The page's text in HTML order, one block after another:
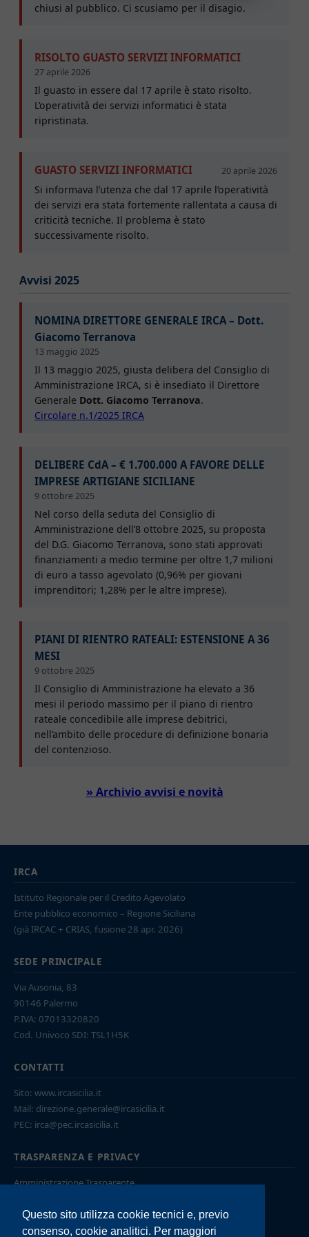
Questo sito utilizza cookie tecnici e, previo
consenso, cookie analitici. Per maggiori
chiusi al pubblico. Ci scusiamo per il disagio.
RISOLTO GUASTO SERVIZI INFORMATICI
27 aprile 2026
Il guasto in essere dal 17 aprile è stato risolto.
L’operatività dei servizi informatici è stata
ripristinata.
GUASTO SERVIZI INFORMATICI 20 aprile 2026
Si informava l’utenza che dal 17 aprile l’operatività
dei servizi era stata fortemente rallentata a causa di
criticità tecniche. Il problema è stato
successivamente risolto.
Avvisi 2025
NOMINA DIRETTORE GENERALE IRCA – Dott.
Giacomo Terranova
13 maggio 2025
Il 13 maggio 2025, giusta delibera del Consiglio di
Amministrazione IRCA, si è insediato il Direttore
Generale Dott. Giacomo Terranova.
Circolare n.1/2025 IRCA
DELIBERE CdA – € 1.700.000 A FAVORE DELLE
IMPRESE ARTIGIANE SICILIANE
9 ottobre 2025
Nel corso della seduta del Consiglio di
Amministrazione dell’8 ottobre 2025, su proposta
del D.G. Giacomo Terranova, sono stati approvati
finanziamenti a medio termine per oltre 1,7 milioni
di euro a tasso agevolato (0,96% per giovani
imprenditori; 1,28% per le altre imprese).
PIANI DI RIENTRO RATEALI: ESTENSIONE A 36
MESI
9 ottobre 2025
Il Consiglio di Amministrazione ha elevato a 36
mesi il periodo massimo per il piano di rientro
rateale concedibile alle imprese debitrici,
nell’ambito delle procedure di definizione bonaria
del contenzioso.
» Archivio avvisi e novità
IRCA
Istituto Regionale per il Credito Agevolato
Ente pubblico economico – Regione Siciliana
(già IRCAC + CRIAS, fusione 28 apr. 2026)
SEDE PRINCIPALE
Via Ausonia, 83
90146 Palermo
P.IVA: 07013320820
Cod. Univoco SDI: TSL1H5K
CONTATTI
Sito: www.ircasicilia.it
Mail: direzione.generale@ircasicilia.it
PEC: irca@pec.ircasicilia.it
TRASPARENZA E PRIVACY
Amministrazione Trasparente
Privacy Policy
Cookie Policy